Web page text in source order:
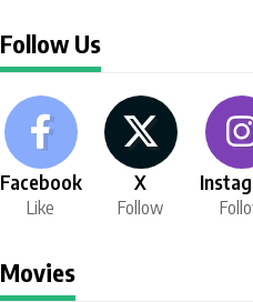
Follow Us
Facebook
Like
X
Follow
Movies